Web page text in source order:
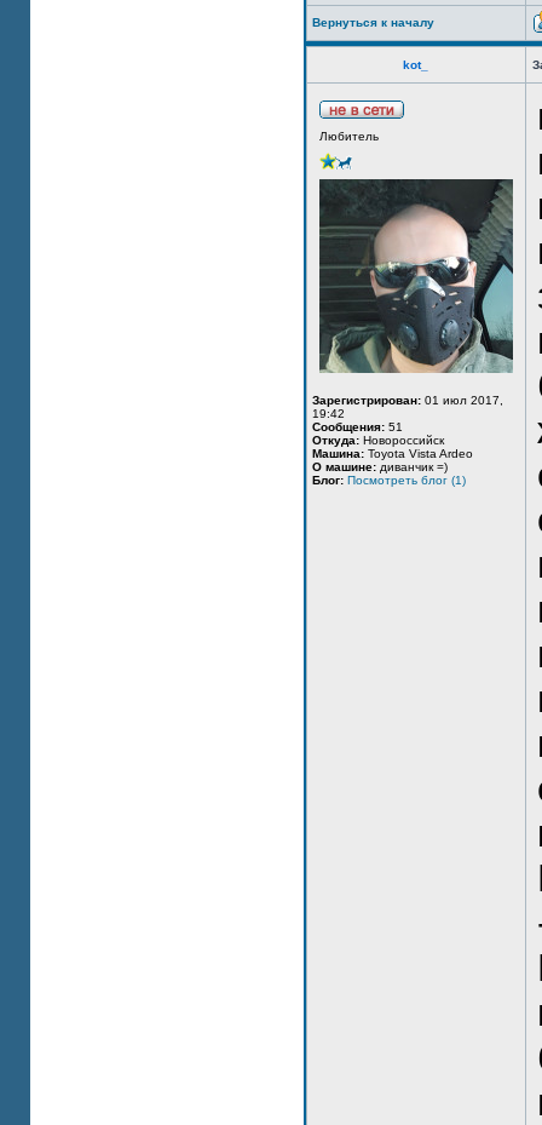
Вернуться к началу
kot_
Любитель
Зарегистрирован: 01 июл 2017,
19:42
Сообщения: 51
Откуда: Новороссийск
Машина: Toyota Vista Ardeo
О машине: диванчик =)
Блог: Посмотреть блог (1)